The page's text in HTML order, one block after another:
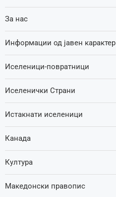
За нас
Информации од јавен карактер
Иселеници-повратници
Иселенички Страни
Истакнати иселеници
Канада
Култура
Македонски правопис